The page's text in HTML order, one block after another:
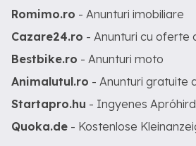
Romimo.ro - Anunturi imobiliare
Cazare24.ro - Anunturi cu oferte
Bestbike.ro - Anunturi moto
Animalutul.ro - Anunturi gratuite
Startapro.hu - Ingyenes
Quoka.de - Kostenlose